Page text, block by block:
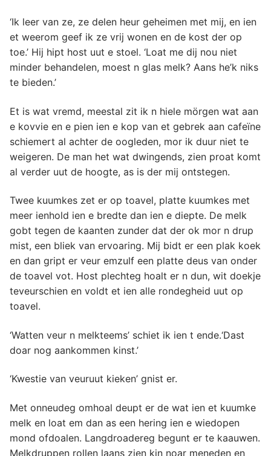
‘Ik leer van ze, ze delen heur geheimen met mij, en ien
et weerom geef ik ze vrij wonen en de kost der op
toe.’ Hij hipt host uut e stoel. ‘Loat me dij nou niet
minder behandelen, moest n glas melk? Aans he’k niks
te bieden.’
Et is wat vremd, meestal zit ik n hiele mörgen wat aan
e kovvie en e pien ien e kop van et gebrek aan cafeïne
schiemert al achter de oogleden, mor ik duur niet te
weigeren. De man het wat dwingends, zien proat komt
al verder uut de hoogte, as is der mij ontstegen.
Twee kuumkes zet er op toavel, platte kuumkes met
meer ienhold ien e bredte dan ien e diepte. De melk
gobt tegen de kaanten zunder dat der ok mor n drup
mist, een bliek van ervoaring. Mij bidt er een plak koek
en dan gript er veur emzulf een platte deus van onder
de toavel vot. Host plechteg hoalt er n dun, wit doekje
teveurschien en voldt et ien alle rondegheid uut op
toavel.
‘Watten veur n melkteems’ schiet ik ien t ende.‘Dast
doar nog aankommen kinst.’
‘Kwestie van veuruut kieken’ gnist er.
Met onneudeg omhoal deupt er de wat ien et kuumke
melk en loat em dan as een hering ien e wiedopen
mond ofdoalen. Langdroadereg begunt er te kaauwen.
Melkdruppen rollen laans zien kin noar meneden en